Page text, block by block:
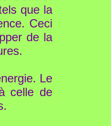
que la
Ceci
de la
Le
celle de